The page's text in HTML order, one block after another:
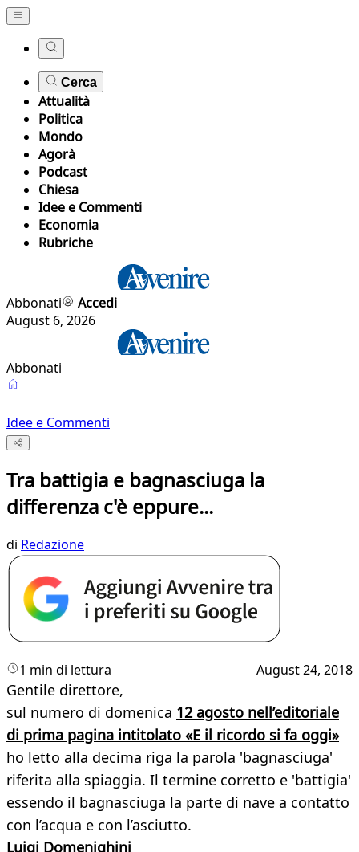
Cerca
Attualità
Politica
Mondo
Agorà
Podcast
Chiesa
Idee e Commenti
Economia
Rubriche
Abbonati
Accedi
August 6, 2026
Abbonati
Idee e Commenti
Tra battigia e bagnasciuga la
differenza c'è eppure...
di Redazione
1 min di lettura August 24, 2018
Gentile direttore,
sul numero di domenica 12 agosto nell’editoriale
di prima pagina intitolato «E il ricordo si fa oggi»
ho letto alla decima riga la parola 'bagnasciuga'
riferita alla spiaggia. Il termine corretto e 'battigia'
essendo il bagnasciuga la parte di nave a contatto
con l’acqua e con l’asciutto.
Luigi Domenighini